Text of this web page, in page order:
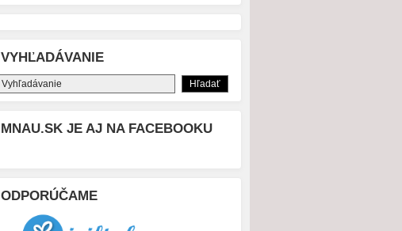
VYHĽADÁVANIE
MNAU.SK JE AJ NA FACEBOOKU
ODPORÚČAME